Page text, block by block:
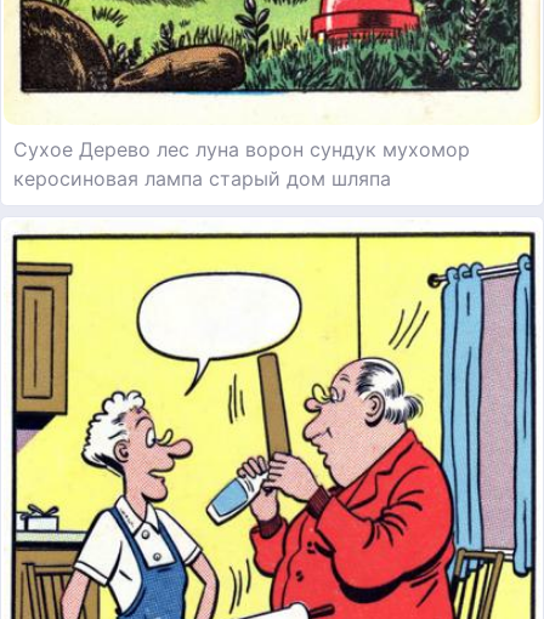
Сухое Дерево лес луна ворон сундук мухомор
керосиновая лампа старый дом шляпа